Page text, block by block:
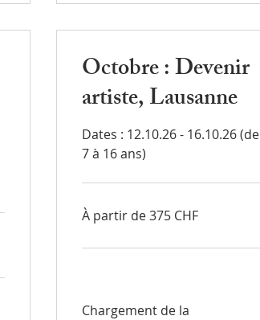
Octobre : Devenir
artiste, Lausanne
Dates : 12.10.26 - 16.10.26 (de
7 à 16 ans)
À
partir
suisses
À partir de 375 CHF
Chargement de la